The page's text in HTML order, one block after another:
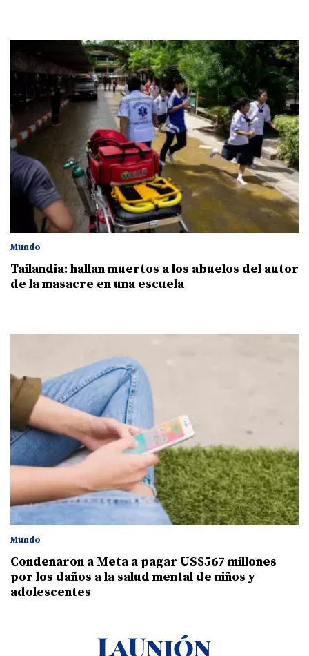
Mundo
Tailandia: hallan muertos a los abuelos del autor
de la masacre en una escuela
Mundo
Condenaron a Meta a pagar US$567 millones
por los daños a la salud mental de niños y
adolescentes